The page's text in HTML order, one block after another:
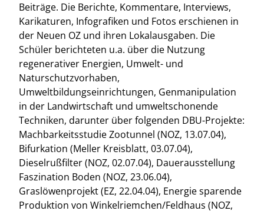
Beiträge. Die Berichte, Kommentare, Interviews,
Karikaturen, Infografiken und Fotos erschienen in
der Neuen OZ und ihren Lokalausgaben. Die
Schüler berichteten u.a. über die Nutzung
regenerativer Energien, Umwelt- und
Naturschutzvorhaben,
Umweltbildungseinrichtungen, Genmanipulation
in der Landwirtschaft und umweltschonende
Techniken, darunter über folgenden DBU-Projekte:
Machbarkeitsstudie Zootunnel (NOZ, 13.07.04),
Bifurkation (Meller Kreisblatt, 03.07.04),
Dieselrußfilter (NOZ, 02.07.04), Dauerausstellung
Faszination Boden (NOZ, 23.06.04),
Graslöwenprojekt (EZ, 22.04.04), Energie sparende
Produktion von Winkelriemchen/Feldhaus (NOZ,